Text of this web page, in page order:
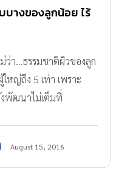
างของลูกน้อย ไร้
า...ธรรมชาติผิวของลูก
หญ่ถึง 5 เท่า เพราะ
งพัฒนาไม่เต็มที่
August 15, 2016